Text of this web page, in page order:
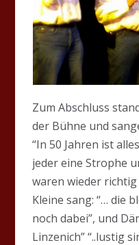
Zum Abschluss
der Bühne und
“In 50 Jahren ist
jeder eine Strophe
waren wieder
Kleine sang: “… die
noch dabei”, und
Linzenich” “..lustig